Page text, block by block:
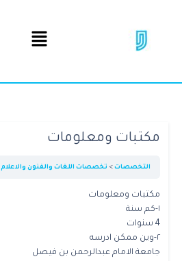
مكتبات ومعلومات
التخصصات تخصصات اللغات والفنون والاعلام
مكتبات ومعلومات
١-كم سنة
4 سنوات
٢-وين ممكن ادرسه
جامعة الامام عبدالرحمن بن فيصل